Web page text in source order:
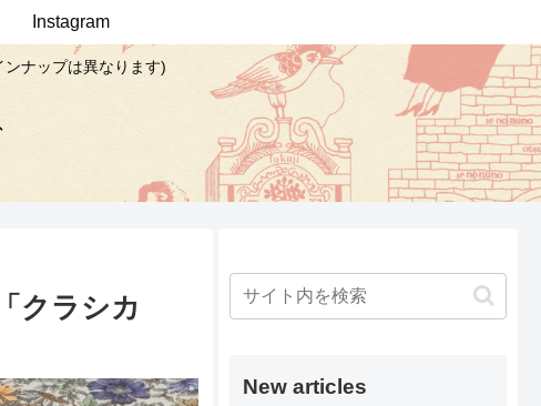
ナップは異なります)
Instagram
クラシカ
New articles